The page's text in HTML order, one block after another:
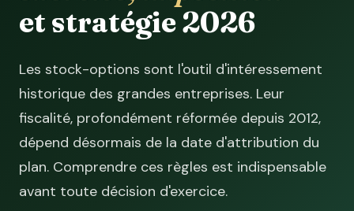
et stratégie 2026
Les stock-options sont l'outil d'intéressement
historique des grandes entreprises. Leur
fiscalité, profondément réformée depuis 2012,
dépend désormais de la date d'attribution du
plan. Comprendre ces règles est indispensable
avant toute décision d'exercice.